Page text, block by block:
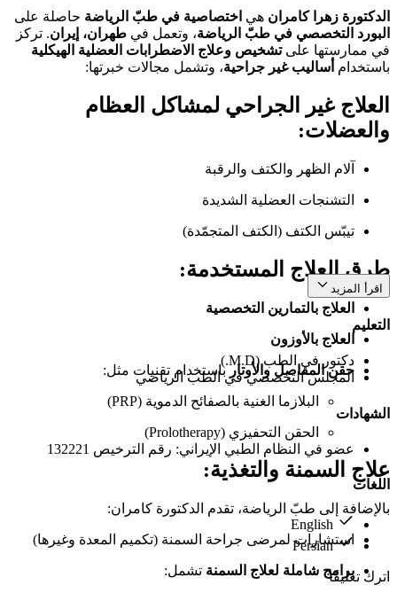
الدكتورة زهرا كامران هي اختصاصية في طبّ الرياضة حاصلة على
البورد التخصصي في طبّ الرياضة، وتعمل في طهران، إيران. تركز
في ممارستها علىتشخيص وعلاج الاضطرابات العضلية الهيكلية
باستخدام أساليب غير جراحية، وتشمل مجالات خبرتها:
العلاج غير الجراحي لمشاكل العظام
والعضلات:
آلام الظهر والكتف والرقبة
التشنجات العضلية الشديدة
تيبّس الكتف (الكتف المتجمّدة)
طرق العلاج المستخدمة:
العلاج بالتمارين التخصصية
العلاج بالأوزون
حقن المفاصل والأوتارباستخدام تقنيات مثل:
البلازما الغنية بالصفائح الدموية (PRP)
الحقن التحفيزي (Prolotherapy)
علاج السمنة والتغذية:
بالإضافة إلى طبّ الرياضة، تقدم الدكتورة كامران:
استشارات لمرضى جراحة السمنة (تكميم المعدة وغيرها)
برامج شاملة لعلاج السمنة تشمل:
اقرأ المزيد
التعليم
دكتور في الطب (M.D.)
المجلس التخصصي في الطب الرياضي
الشهادات
عضو في النظام الطبي الإيراني: رقم الترخيص 132221
اللغات
Persian
اترك تعليقًا